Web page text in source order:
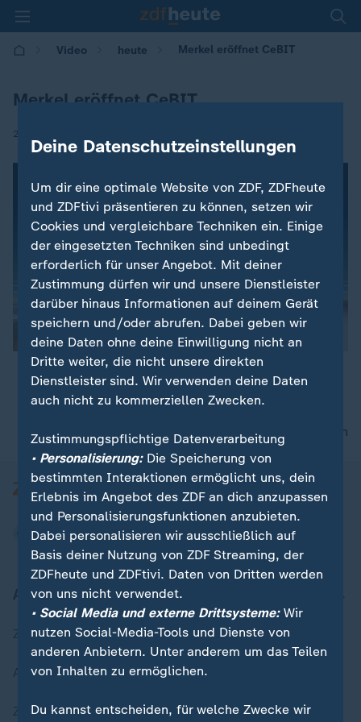
Video heute Merkel eröffnet CeBIT
Merkel eröffnet CeBIT
20.03.2017 | 09:18
00:05
nach oben
Aktuell bei ZDFheute
Zuletzt veröffentlicht
Aktuelle Sendungs-Videos
ZDFheute Stories
Deine Datenschutzeinstellungen
Um dir eine optimale Website von ZDF, ZDFheute
und ZDFtivi präsentieren zu können, setzen wir
Cookies und vergleichbare Techniken ein. Einige
der eingesetzten Techniken sind unbedingt
erforderlich für unser Angebot. Mit deiner
Zustimmung dürfen wir und unsere Dienstleister
darüber hinaus Informationen auf deinem Gerät
speichern und/oder abrufen. Dabei geben wir
deine Daten ohne deine Einwilligung nicht an
Dritte weiter, die nicht unsere direkten
Dienstleister sind. Wir verwenden deine Daten
auch nicht zu kommerziellen Zwecken.
Zustimmungspflichtige Datenverarbeitung
• Personalisierung:Die Speicherung von
bestimmten Interaktionen ermöglicht uns, dein
Erlebnis im Angebot des ZDF an dich anzupassen
und Personalisierungsfunktionen anzubieten.
Dabei personalisieren wir ausschließlich auf
Basis deiner Nutzung von ZDF Streaming, der
ZDFheute und ZDFtivi. Daten von Dritten werden
von uns nicht verwendet.
• Social Media und externe Drittsysteme:Wir
nutzen Social-Media-Tools und Dienste von
anderen Anbietern. Unter anderem um das Teilen
von Inhalten zu ermöglichen.
Du kannst entscheiden, für welche Zwecke wir